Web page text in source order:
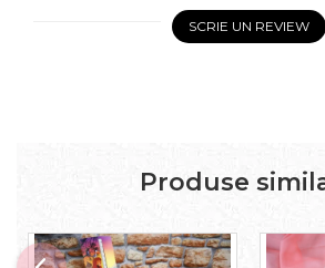
SCRIE UN REVIEW
Produse